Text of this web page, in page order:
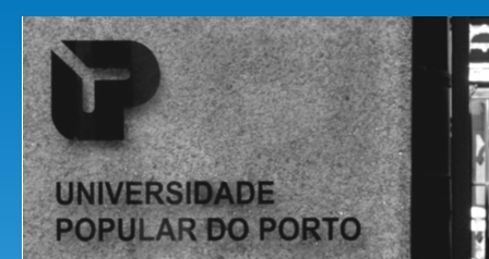
Universidade
Popular do
Porto
Associação
Cultural